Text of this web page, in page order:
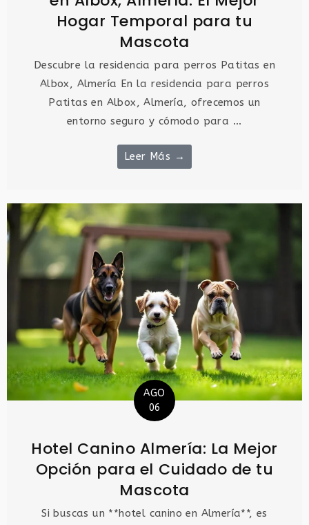
Hogar Temporal para tu
Mascota
Descubre la residencia para perros Patitas en
Albox, Almería En la residencia para perros
Patitas en Albox, Almería, ofrecemos un
entorno seguro y cómodo para ...
Leer Más →
AGO
06
Hotel Canino Almería: La Mejor
Opción para el Cuidado de tu
Mascota
Si buscas un **hotel canino en Almería**, es